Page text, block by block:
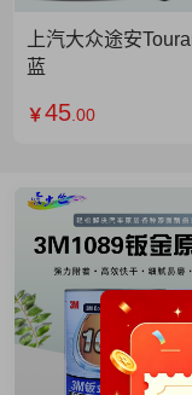
上汽大众途安
蓝
￥45 .00